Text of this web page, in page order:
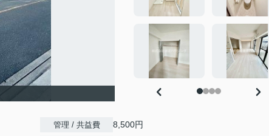
管理 / 共益費 8,500円